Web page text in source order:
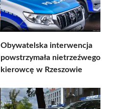
Obywatelska interwencja
powstrzymała nietrzeźwego
kierowcę w Rzeszowie